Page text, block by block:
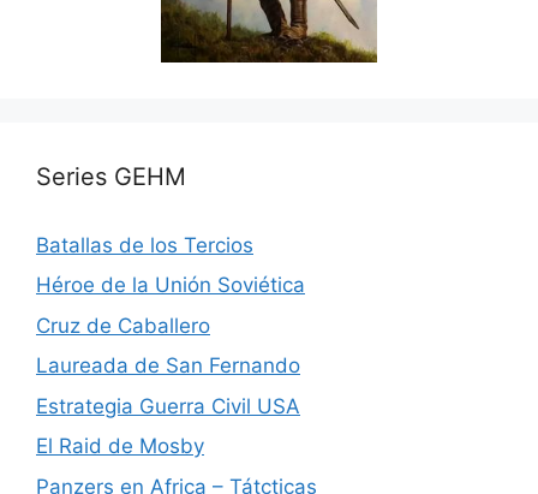
Series GEHM
Batallas de los Tercios
Héroe de la Unión Soviética
Cruz de Caballero
Laureada de San Fernando
Estrategia Guerra Civil USA
El Raid de Mosby
Panzers en Africa – Tátcticas